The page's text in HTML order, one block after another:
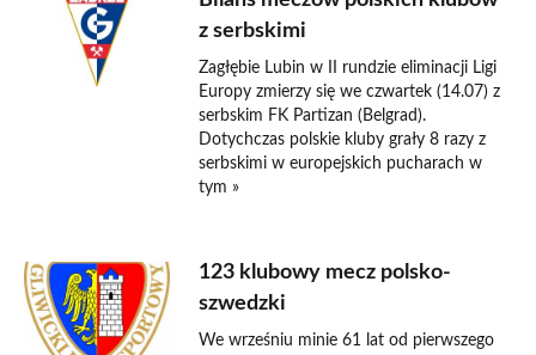
z serbskimi
Zagłębie Lubin w II rundzie eliminacji Ligi
Europy zmierzy się we czwartek (14.07) z
serbskim FK Partizan (Belgrad).
Dotychczas polskie kluby grały 8 razy z
serbskimi w europejskich pucharach w
tym »
123 klubowy mecz polsko-
szwedzki
We wrześniu minie 61 lat od pierwszego